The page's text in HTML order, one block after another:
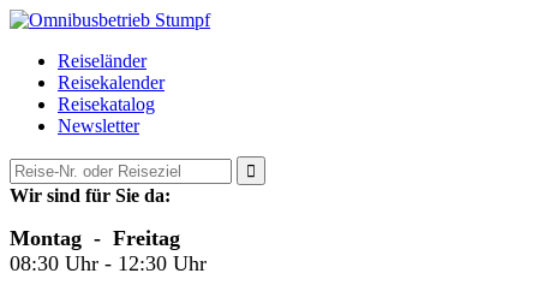
Reiseländer
Reisekalender
Reisekatalog
Newsletter

Wir sind für Sie da:
Montag - Freitag
08:30 Uhr - 12:30 Uhr